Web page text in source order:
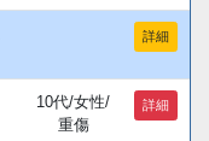
詳細
10代/女性/
重傷
詳細